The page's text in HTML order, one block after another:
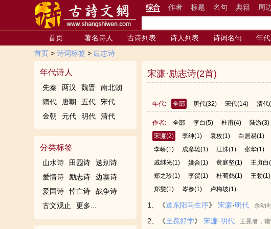
综合 作者 标题 名句 典籍 周边
首页 著名诗人 古诗列表 诗人列表 诗词名句 年
首页 >诗词标签 > 励志诗
年代诗人
先秦 两汉 魏晋
南北朝
隋代
唐朝 五代
宋代
金朝
元代 明代 清代
分类标签
山水诗 田园诗
送别诗
爱情诗
励志诗
边塞诗
爱国诗
悼亡诗
战争诗
古文观止
更多...
宋濂·励志诗(2首)
年代: 全部 唐代(32) 宋代(14) 清代
作者: 全部 李白(5) 杜甫(4) 陆游(3)
宋濂(2) 李绅(1) 袁枚(1) 白居易(1)
李峤(1) 成彦雄(1) 汪洙(1) 张华(1)
戚继光(1) 姚合(1) 黄庭坚(1) 王贞白
郑之珍(1) 李贺(1) 杜荀鹤(1) 王勃(1)
郑燮(1) 岑参(1) 卢梅坡(1)
1、《送东阳马生序》宋濂·明代 余幼
寒，砚冰坚，手指不可屈伸，弗之怠。录毕
2、《王冕好学》宋濂·明代 王冕者，